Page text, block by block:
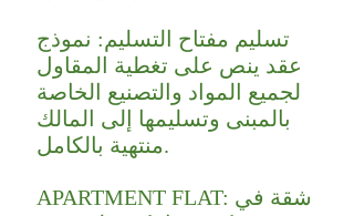
تسليم مفتاح التسليم: نموذج
عقد ينص على تغطية المقاول
لجميع المواد والتصنيع الخاصة
بالمبنى وتسليمها إلى المالك
منتهية بالكامل.
APARTMENT FLAT: شقة في